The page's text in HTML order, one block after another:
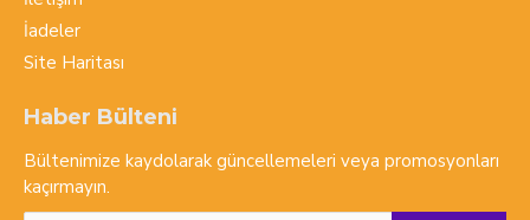
İadeler
Site Haritası
Haber Bülteni
Bültenimize kaydolarak güncellemeleri veya promosyonları
kaçırmayın.